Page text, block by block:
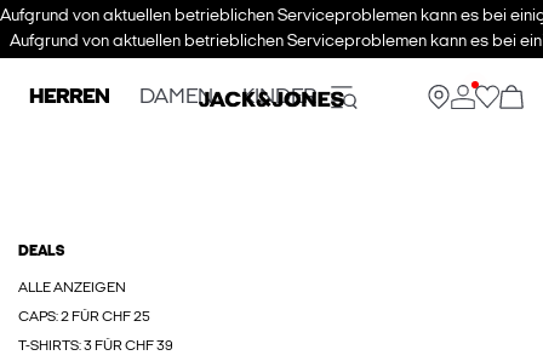
Aufgrund von aktuellen betrieblichen Serviceproblemen kann es bei
Aufgrund von aktuellen betrieblichen Serviceproblemen kann es bei
HERREN DAMEN KINDER
DEALS
ALLE ANZEIGEN
CAPS: 2 FÜR CHF 25
T-SHIRTS: 3 FÜR CHF 39